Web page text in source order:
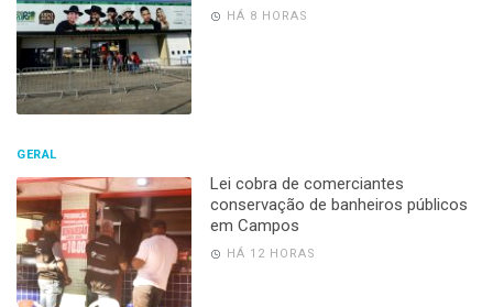
HÁ 8 HORAS
GERAL
Lei cobra de comerciantes
conservação de banheiros públicos
em Campos
HÁ 12 HORAS